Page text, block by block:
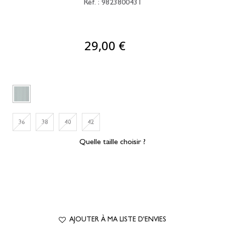
Réf. : 9823800431
29,00 €
36 38 40 42
Quelle taille choisir ?
AJOUTER À MA LISTE D'ENVIES